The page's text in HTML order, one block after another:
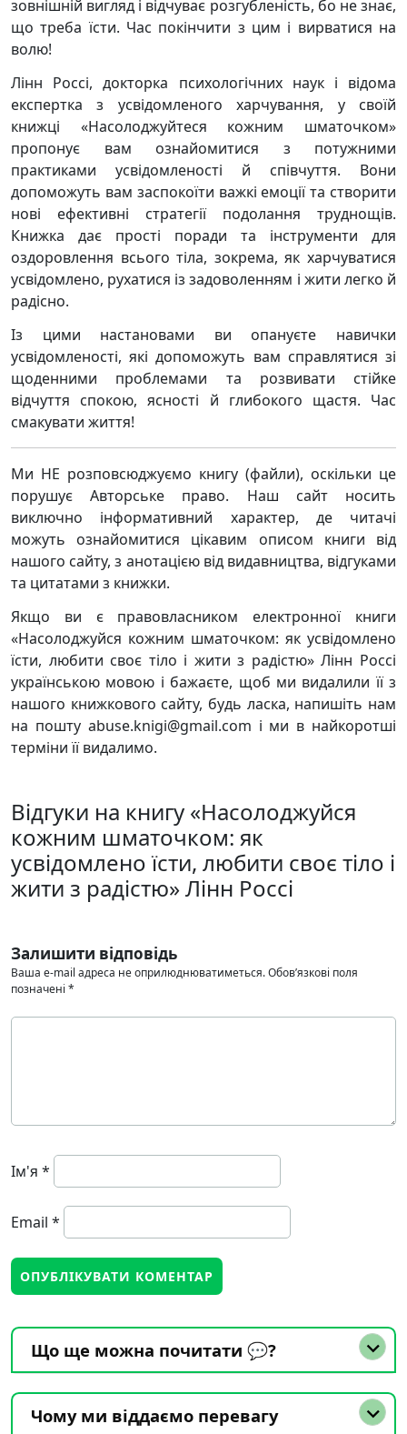
зовнішній вигляд і відчуває розгубленість, бо не знає,
що треба їсти. Час покінчити з цим і вирватися на
волю!
Лінн Россі, докторка психологічних наук і відома
експертка з усвідомленого харчування, у своїй
книжці «Насолоджуйтеся кожним шматочком»
пропонує вам ознайомитися з потужними
практиками усвідомленості й співчуття. Вони
допоможуть вам заспокоїти важкі емоції та створити
нові ефективні стратегії подолання труднощів.
Книжка дає прості поради та інструменти для
оздоровлення всього тіла, зокрема, як харчуватися
усвідомлено, рухатися із задоволенням і жити легко й
радісно.
Із цими настановами ви опануєте навички
усвідомленості, які допоможуть вам справлятися зі
щоденними проблемами та розвивати стійке
відчуття спокою, ясності й глибокого щастя. Час
смакувати життя!
Ми НЕ розповсюджуємо книгу (файли), оскільки це
порушує Авторське право. Наш сайт носить
виключно інформативний характер, де читачі
можуть ознайомитися цікавим описом книги від
нашого сайту, з анотацією від видавництва, відгуками
та цитатами з книжки.
Якщо ви є правовласником електронної книги
«Насолоджуйся кожним шматочком: як усвідомлено
їсти, любити своє тіло і жити з радістю» Лінн Россі
українською мовою і бажаєте, щоб ми видалили її з
нашого книжкового сайту, будь ласка, напишіть нам
на пошту abuse.knigi@gmail.com і ми в найкоротші
терміни її видалимо.
Відгуки на книгу «Насолоджуйся
кожним шматочком: як
усвідомлено їсти, любити своє тіло і
жити з радістю» Лінн Россі
Залишити відповідь
Ваша e-mail адреса не оприлюднюватиметься.Обов’язкові поля
позначені *
Ім'я *
Email *
Що ще можна почитати 💬?
Чому ми віддаємо перевагу